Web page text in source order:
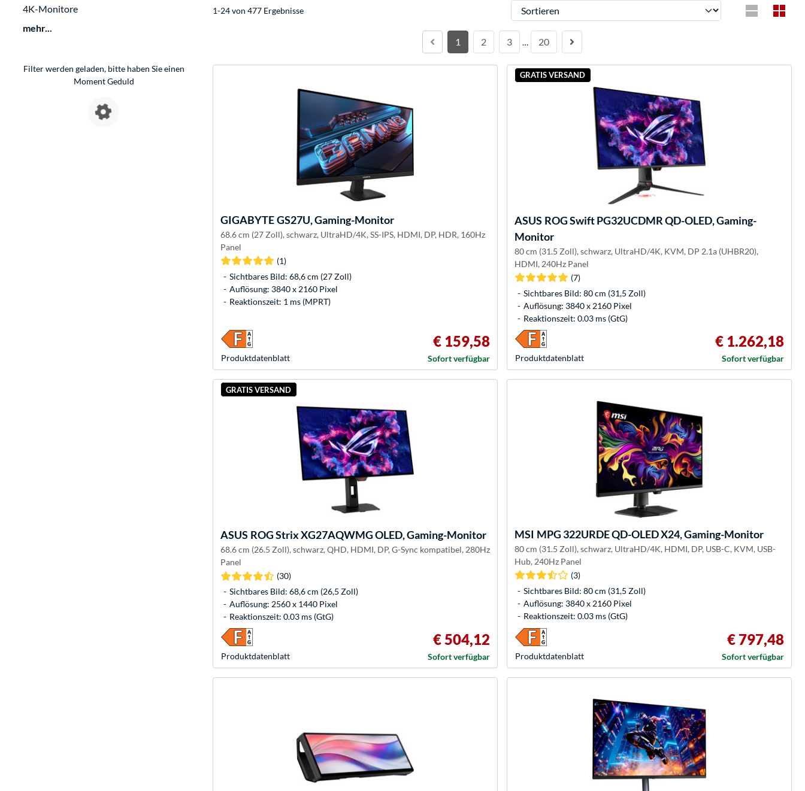
4K-Monitore
mehr...
Filter werden geladen, bitte haben Sie einen
Moment Geduld
1-24 von 477 Ergebnisse Sortieren
1 2 3 … 20
GIGABYTE GS27U, Gaming-Monitor
68.6 cm (27 Zoll), schwarz, UltraHD/4K, SS-IPS, HDMI, DP, HDR, 160Hz
Panel
(1)
Sichtbares Bild: 68,6 cm (27 Zoll)
Auflösung: 3840 x 2160 Pixel
Reaktionszeit: 1 ms (MPRT)
Produkt­datenblatt
€ 159,58
Sofort verfügbar
GRATIS VERSAND
ASUS ROG Swift PG32UCDMR QD-OLED, Gaming-
Monitor
80 cm (31.5 Zoll), schwarz, UltraHD/4K, KVM, DP 2.1a (UHBR20),
HDMI, 240Hz Panel
(7)
Sichtbares Bild: 80 cm (31,5 Zoll)
Auflösung: 3840 x 2160 Pixel
Reaktionszeit: 0.03 ms (GtG)
Produkt­datenblatt
€ 1.262,18
Sofort verfügbar
GRATIS VERSAND
ASUS ROG Strix XG27AQWMG OLED, Gaming-Monitor
68.6 cm (26.5 Zoll), schwarz, QHD, HDMI, DP, G-Sync kompatibel, 280Hz
Panel
(30)
Sichtbares Bild: 68,6 cm (26,5 Zoll)
Auflösung: 2560 x 1440 Pixel
Reaktionszeit: 0.03 ms (GtG)
Produkt­datenblatt
€ 504,12
Sofort verfügbar
MSI MPG 322URDE QD-OLED X24, Gaming-Monitor
80 cm (31.5 Zoll), schwarz, UltraHD/4K, HDMI, DP, USB-C, KVM, USB-
Hub, 240Hz Panel
(3)
Sichtbares Bild: 80 cm (31,5 Zoll)
Auflösung: 3840 x 2160 Pixel
Reaktionszeit: 0.03 ms (GtG)
Produkt­datenblatt
€ 797,48
Sofort verfügbar